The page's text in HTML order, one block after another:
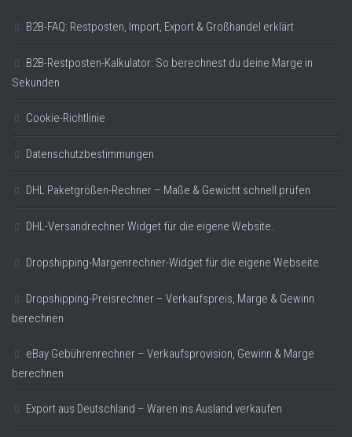
B2B-FAQ: Restposten, Import, Export & Großhandel erklärt
B2B-Restposten-Kalkulator: So berechnest du deine Marge in
Sekunden
Cookie-Richtlinie
Datenschutzbestimmungen
DHL Paketgrößen-Rechner – Maße & Gewicht schnell prüfen
DHL-Versandrechner Widget für die eigene Website.
Dropshipping-Margenrechner-Widget für die eigene Webseite
Dropshipping-Preisrechner – Verkaufspreis, Marge & Gewinn
berechnen
eBay Gebührenrechner – Verkaufsprovision, Gewinn & Marge
berechnen
Export aus Deutschland – Waren ins Ausland verkaufen